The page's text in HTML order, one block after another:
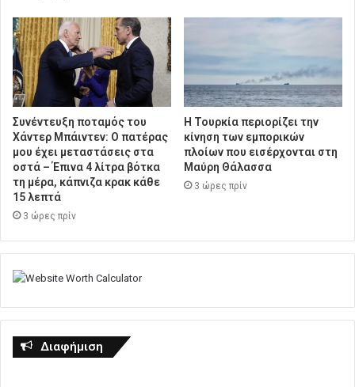
Συνέντευξη ποταμός του
Χάντερ Μπάιντεν: Ο πατέρας
μου έχει μεταστάσεις στα
οστά – Έπινα 4 λίτρα βότκα
τη μέρα, κάπνιζα κρακ κάθε
15 λεπτά
3 ώρες πρίν
Η Τουρκία περιορίζει την
κίνηση των εμπορικών
πλοίων που εισέρχονται στη
Μαύρη Θάλασσα
3 ώρες πρίν
Διαφήμιση